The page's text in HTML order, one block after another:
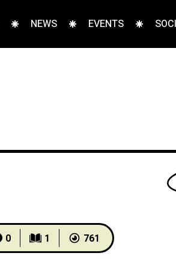
NEWS EVENTS
0 1 761